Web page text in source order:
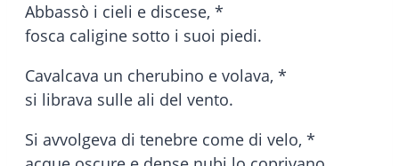
Abbassò i cieli e discese, *
fosca caligine sotto i suoi piedi.
Cavalcava un cherubino e volava, *
si librava sulle ali del vento.
Si avvolgeva di tenebre come di velo, *